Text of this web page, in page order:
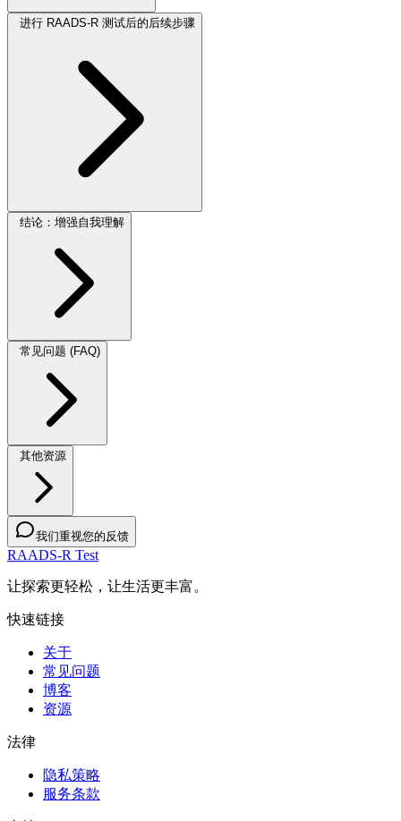
进行 RAADS-R 测试后的后续步骤
结论：增强自我理解
常见问题 (FAQ)
其他资源
我们重视您的反馈
RAADS-R Test
让探索更轻松，让生活更丰富。
快速链接
关于
常见问题
博客
资源
法律
隐私策略
服务条款